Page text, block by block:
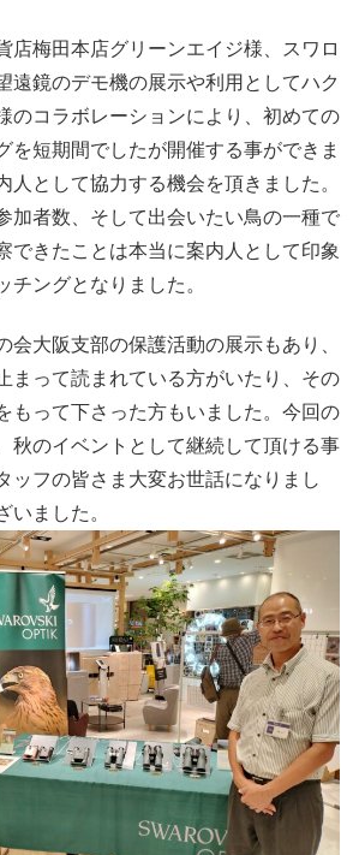
店梅田本店グリーンエイジ様、スワロ
遠鏡のデモ機の展示や利用としてハク
のコラボレーションにより、初めての
を短期間でしたが開催する事ができま
人として協力する機会を頂きました。
加者数、そして出会いたい鳥の一種で
できたことは本当に案内人として印象
チングとなりました。
会大阪支部の保護活動の展示もあり、
まって読まれている方がいたり、その
もって下さった方もいました。今回の
秋のイベントとして継続して頂ける事
ッフの皆さま大変お世話になりまし
いました。